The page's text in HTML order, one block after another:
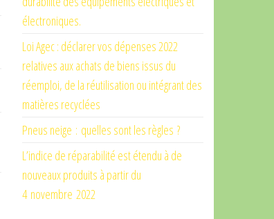
électroniques.
Loi Agec : déclarer vos dépenses 2022
relatives aux achats de biens issus du
réemploi, de la réutilisation ou intégrant des
matières recyclées
Pneus neige : quelles sont les règles ?
L’indice de réparabilité est étendu à de
nouveaux produits à partir du
4 novembre 2022